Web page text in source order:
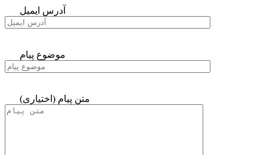
آدرس ایمیل
موضوع پیام
متن پیام (اختیاری)